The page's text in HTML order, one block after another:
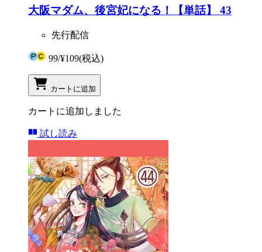
大阪マダム、後宮妃になる！【単話】 43
先行配信
99/¥109(税込)
カートに追加
カートに追加しました
試し読み